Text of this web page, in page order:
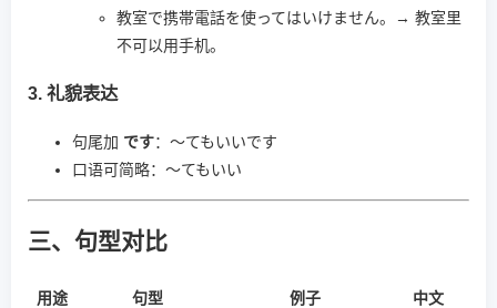
教室で携帯電話を使ってはいけません。→ 教室里
不可以用手机。
3. 礼貌表达
句尾加 です：～てもいいです
口语可简略：～てもいい
三、句型对比
用途 句型 例子
中文